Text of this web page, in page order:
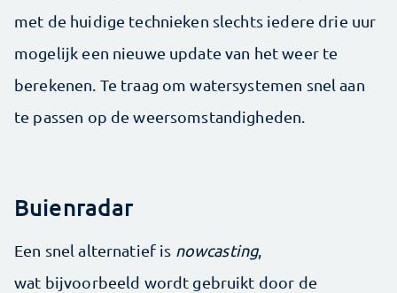
met de huidige technieken slechts iedere drie uur
mogelijk een nieuwe update van het weer te
berekenen. Te traag om watersystemen snel aan
te passen op de weersomstandigheden.
Buienradar
Een snel alternatief is nowcasting,
wat bijvoorbeeld wordt gebruikt door de